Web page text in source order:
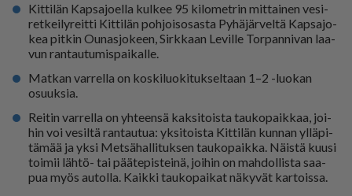
Kit­ti­län Kap­sa­jo­el­la kul­kee 95 ki­lo­met­rin mit­tai­nen ve­si­
ret­kei­ly­reit­ti Kit­ti­län poh­joi­so­sas­ta Py­hä­jär­vel­tä Kap­sa­jo­
kea pit­kin Ou­nas­jo­keen, Sirk­kaan Le­vil­le Tor­pan­ni­van laa­
vun ran­tau­tu­mis­pai­kal­le.
Mat­kan var­rel­la on kos­ki­luo­ki­tuk­sel­taan 1–2 -luo­kan
osuuk­sia.
Rei­tin var­rel­la on yh­teen­sä kak­si­tois­ta tau­ko­paik­kaa, joi­
hin voi ve­sil­tä ran­tau­tua: yk­si­tois­ta Kit­ti­län kun­nan yl­lä­pi­
tä­mää ja yk­si Met­sä­hal­li­tuk­sen tau­ko­paik­ka. Näis­tä kuu­si
toi­mii läh­tö- tai pää­te­pis­tei­nä, joi­hin on mah­dol­lis­ta saa­
pua myös au­tol­la. Kaik­ki tau­ko­pai­kat nä­ky­vät kar­tois­sa.